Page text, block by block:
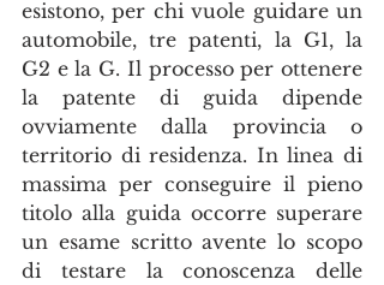
esistono, per chi vuole guidare un
automobile, tre patenti, la G1, la
G2 e la G. Il processo per ottenere
la patente di guida dipende
ovviamente dalla provincia o
territorio di residenza. In linea di
massima per conseguire il pieno
titolo alla guida occorre superare
un esame scritto avente lo scopo
di testare la conoscenza delle